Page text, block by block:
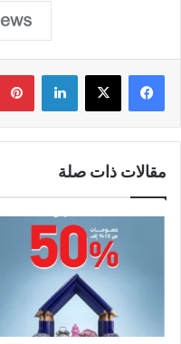
لينكدإن
مقالات ذات صلة